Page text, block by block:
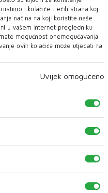
fijasko u Libiji
i kolačiće trećih strana koji
načina na koji koristite naše
u vašem Internet pregledniku
mogućnost onemogućavanja
ovih kolačića može utjecati na
Uvijek omogućeno